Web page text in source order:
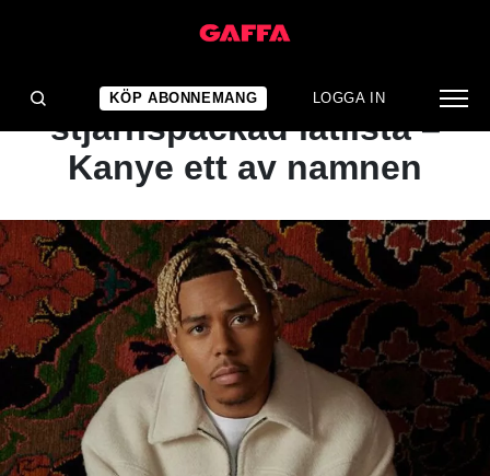
KÖP ABONNEMANG LOGGA IN
NYHET
Rapparen delar
stjärnspäckad låtlista –
Kanye ett av namnen